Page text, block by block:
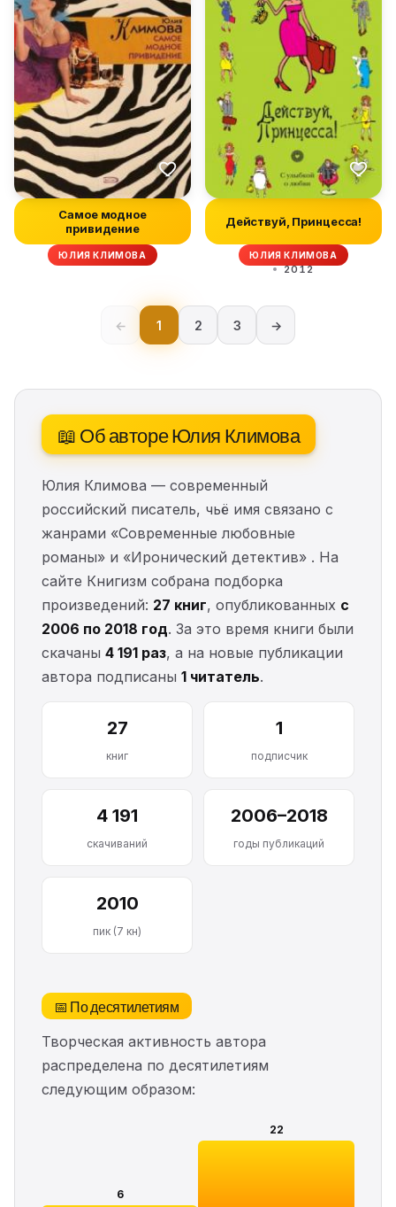
Самое модное
привидение
ЮЛИЯ КЛИМОВА
Действуй, Принцесса!
ЮЛИЯ КЛИМОВА
2012
← 1 2 3 →
📖 Об авторе Юлия Климова
Юлия Климова — современный
российский писатель, чьё имя связано с
жанрами «Современные любовные
романы» и «Иронический детектив» . На
сайте Книгизм собрана подборка
произведений: 27 книг, опубликованных с
2006 по 2018 год. За это время книги были
скачаны 4 191 раз, а на новые публикации
автора подписаны 1 читатель.
27
книг
1
подписчик
4 191
скачиваний
2006–2018
годы публикаций
2010
пик (7 кн)
📅 По десятилетиям
Творческая активность автора
распределена по десятилетиям
следующим образом:
6
22